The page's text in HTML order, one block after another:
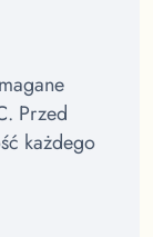
Przed
każdego